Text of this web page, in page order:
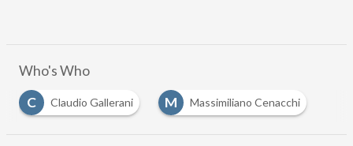
Who's Who
C
Claudio Gallerani M Massimiliano Cenacchi